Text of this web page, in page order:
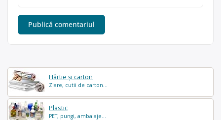
Hârtie și carton
Ziare, cutii de carton...
Plastic
PET, pungi, ambalaje...